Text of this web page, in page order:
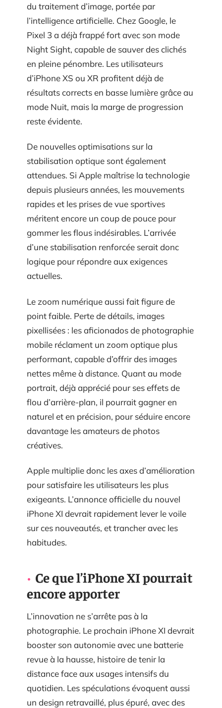
du traitement d’image, portée par
l’intelligence artificielle. Chez Google, le
Pixel 3 a déjà frappé fort avec son mode
Night Sight, capable de sauver des clichés
en pleine pénombre. Les utilisateurs
d’iPhone XS ou XR profitent déjà de
résultats corrects en basse lumière grâce au
mode Nuit, mais la marge de progression
reste évidente.
De nouvelles optimisations sur la
stabilisation optique sont également
attendues. Si Apple maîtrise la technologie
depuis plusieurs années, les mouvements
rapides et les prises de vue sportives
méritent encore un coup de pouce pour
gommer les flous indésirables. L’arrivée
d’une stabilisation renforcée serait donc
logique pour répondre aux exigences
actuelles.
Le zoom numérique aussi fait figure de
point faible. Perte de détails, images
pixellisées : les aficionados de photographie
mobile réclament un zoom optique plus
performant, capable d’offrir des images
nettes même à distance. Quant au mode
portrait, déjà apprécié pour ses effets de
flou d’arrière-plan, il pourrait gagner en
naturel et en précision, pour séduire encore
davantage les amateurs de photos
créatives.
Apple multiplie donc les axes d’amélioration
pour satisfaire les utilisateurs les plus
exigeants. L’annonce officielle du nouvel
iPhone XI devrait rapidement lever le voile
sur ces nouveautés, et trancher avec les
habitudes.
Ce que l’iPhone XI pourrait
encore apporter
L’innovation ne s’arrête pas à la
photographie. Le prochain iPhone XI devrait
booster son autonomie avec une batterie
revue à la hausse, histoire de tenir la
distance face aux usages intensifs du
quotidien. Les spéculations évoquent aussi
un design retravaillé, plus épuré, avec des